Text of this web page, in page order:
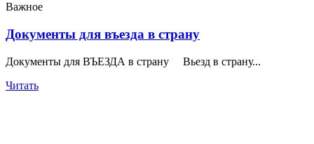
Важное
Документы для въезда в страну
Документы для ВЪЕЗДА в страну Вьезд в страну...
Читать